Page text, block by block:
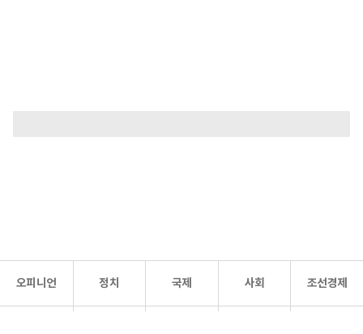
오피니언 정치 국제 사회 조선경제